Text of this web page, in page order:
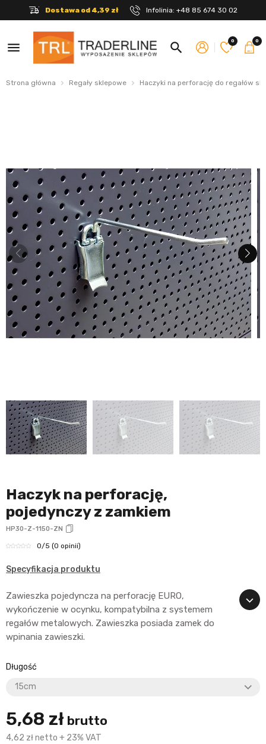
Dostawa od 4,39 zł Infolinia: +48 85 674 30 02
menu search 0 0
Strona główna Regały sklepowe Haczyki na perforację do regałów
Haczyk na perforację,
pojedynczy z zamkiem
HP30-Z-1150-ZN
0/5 (0 opinii)
Specyfikacja produktu
Zawieszka pojedyncza na perforację EURO,
wykończenie w ocynku, kompatybilna z systemem
regałów metalowych. Zawieszka posiada zamek do
wpinania zawieszki.
Długość
5,68 zł brutto
4,62 zł netto + 23% VAT